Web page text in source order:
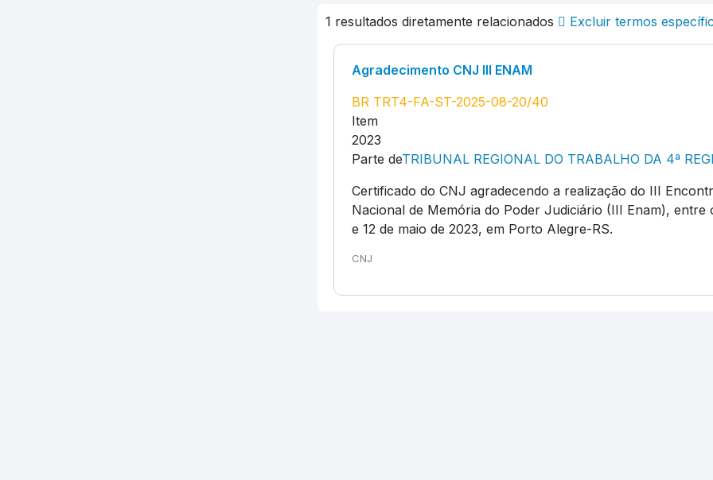
1 resultados diretamente relacionados Excluir termos
Agradecimento CNJ III ENAM
BR TRT4-FA-ST-2025-08-20/40
Item
2023
Parte deTRIBUNAL REGIONAL DO TRABALHO DA 4ª
Certificado do CNJ agradecendo a realização do III
Nacional de Memória do Poder Judiciário (III Enam), entre
e 12 de maio de 2023, em Porto Alegre-RS.
CNJ